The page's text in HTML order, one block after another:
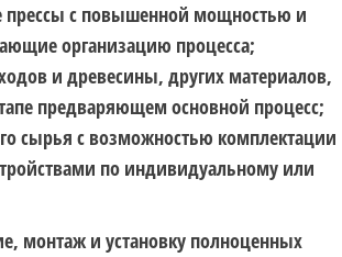
прессы с повышенной мощностью и
организацию процесса;
и древесины, других материалов,
предваряющем основной процесс;
сырья с возможностью комплектации
по индивидуальному или
монтаж и установку полноценных